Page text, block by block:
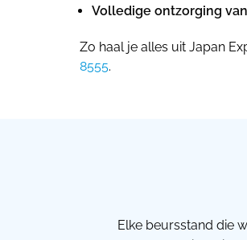
Volledige ontzorging
Zo haal je alles uit Japan
8555.
Elke beursstand die